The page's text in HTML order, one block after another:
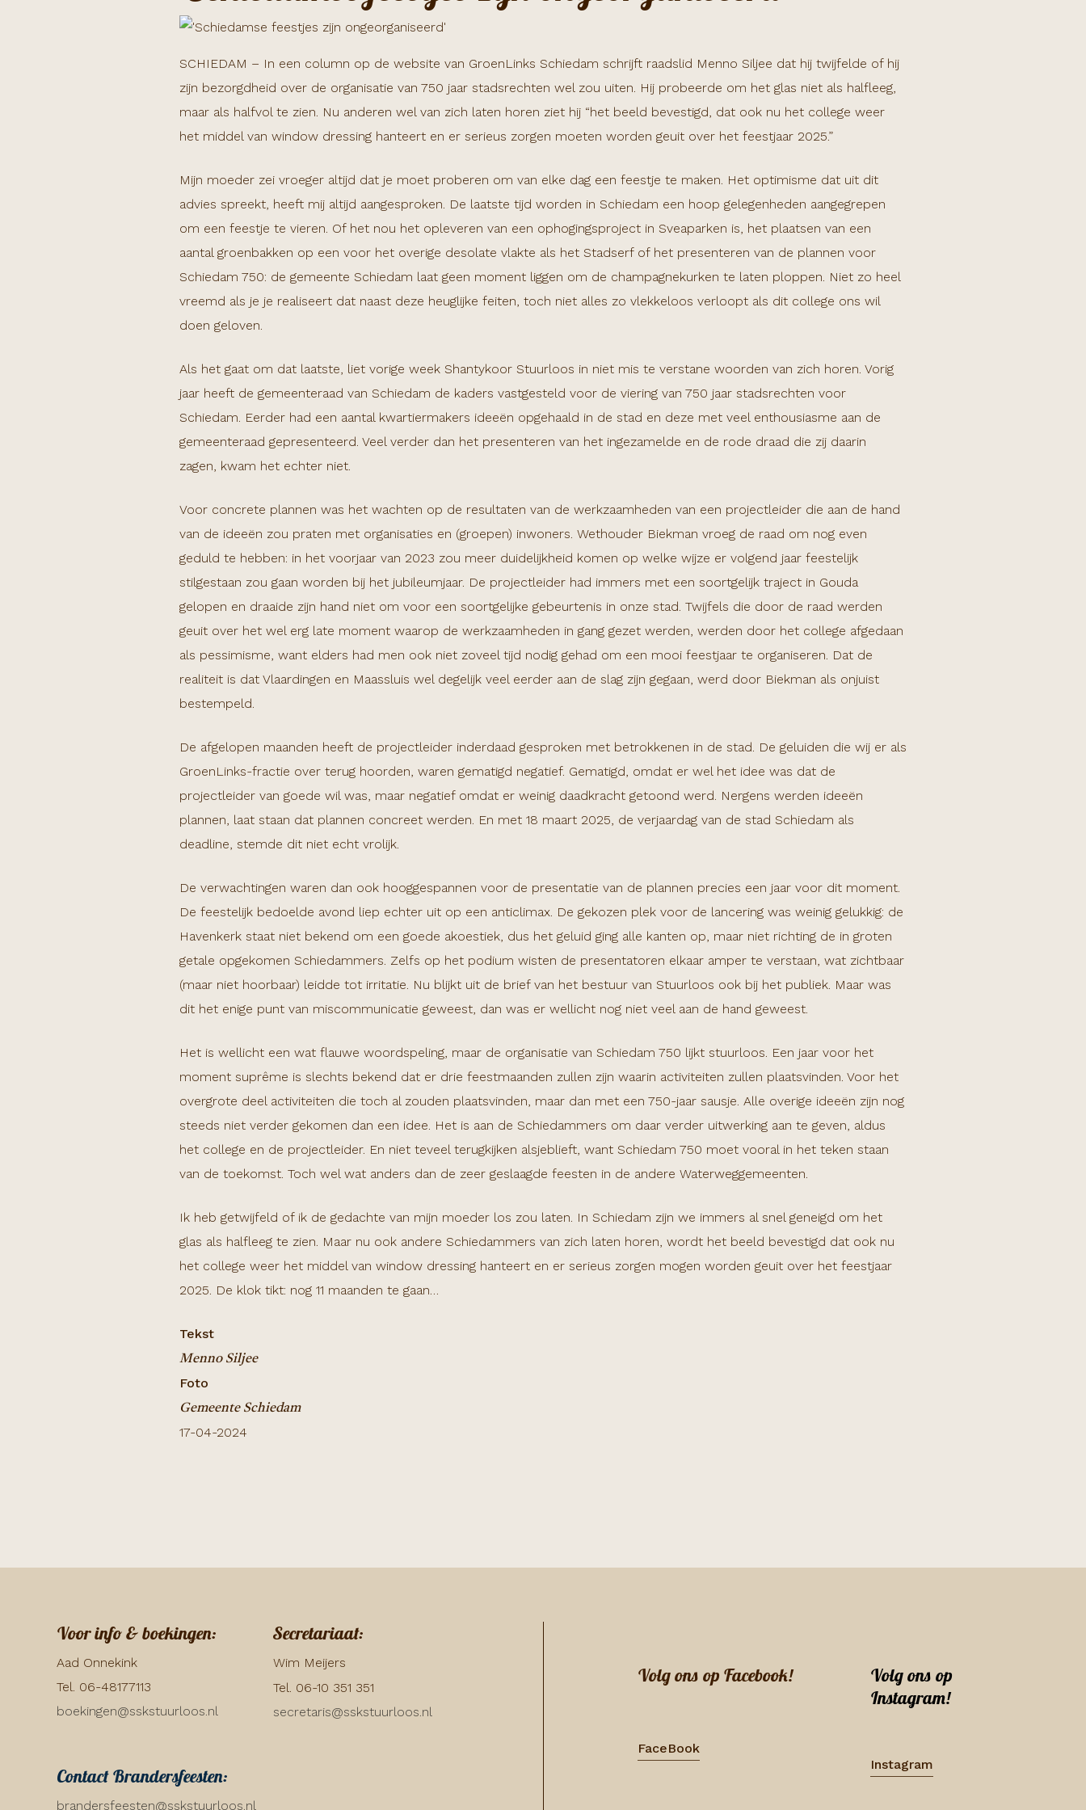
SCHIEDAM – In een column op de website van GroenLinks Schiedam schrijft raadslid Menno Siljee dat hij twijfelde of hij
zijn bezorgdheid over de organisatie van 750 jaar stadsrechten wel zou uiten. Hij probeerde om het glas niet als halfleeg,
maar als halfvol te zien. Nu anderen wel van zich laten horen ziet hij “het beeld bevestigd, dat ook nu het college weer
het middel van window dressing hanteert en er serieus zorgen moeten worden geuit over het feestjaar 2025.”
Mijn moeder zei vroeger altijd dat je moet proberen om van elke dag een feestje te maken. Het optimisme dat uit dit
advies spreekt, heeft mij altijd aangesproken. De laatste tijd worden in Schiedam een hoop gelegenheden aangegrepen
om een feestje te vieren. Of het nou het opleveren van een ophogingsproject in Sveaparken is, het plaatsen van een
aantal groenbakken op een voor het overige desolate vlakte als het Stadserf of het presenteren van de plannen voor
Schiedam 750: de gemeente Schiedam laat geen moment liggen om de champagnekurken te laten ploppen. Niet zo heel
vreemd als je je realiseert dat naast deze heuglijke feiten, toch niet alles zo vlekkeloos verloopt als dit college ons wil
doen geloven.
Als het gaat om dat laatste, liet vorige week Shantykoor Stuurloos in niet mis te verstane woorden van zich horen. Vorig
jaar heeft de gemeenteraad van Schiedam de kaders vastgesteld voor de viering van 750 jaar stadsrechten voor
Schiedam. Eerder had een aantal kwartiermakers ideeën opgehaald in de stad en deze met veel enthousiasme aan de
gemeenteraad gepresenteerd. Veel verder dan het presenteren van het ingezamelde en de rode draad die zij daarin
zagen, kwam het echter niet.
Voor concrete plannen was het wachten op de resultaten van de werkzaamheden van een projectleider die aan de hand
van de ideeën zou praten met organisaties en (groepen) inwoners. Wethouder Biekman vroeg de raad om nog even
geduld te hebben: in het voorjaar van 2023 zou meer duidelijkheid komen op welke wijze er volgend jaar feestelijk
stilgestaan zou gaan worden bij het jubileumjaar. De projectleider had immers met een soortgelijk traject in Gouda
gelopen en draaide zijn hand niet om voor een soortgelijke gebeurtenis in onze stad. Twijfels die door de raad werden
geuit over het wel erg late moment waarop de werkzaamheden in gang gezet werden, werden door het college afgedaan
als pessimisme, want elders had men ook niet zoveel tijd nodig gehad om een mooi feestjaar te organiseren. Dat de
realiteit is dat Vlaardingen en Maassluis wel degelijk veel eerder aan de slag zijn gegaan, werd door Biekman als onjuist
bestempeld.
De afgelopen maanden heeft de projectleider inderdaad gesproken met betrokkenen in de stad. De geluiden die wij er als
GroenLinks-fractie over terug hoorden, waren gematigd negatief. Gematigd, omdat er wel het idee was dat de
projectleider van goede wil was, maar negatief omdat er weinig daadkracht getoond werd. Nergens werden ideeën
plannen, laat staan dat plannen concreet werden. En met 18 maart 2025, de verjaardag van de stad Schiedam als
deadline, stemde dit niet echt vrolijk.
De verwachtingen waren dan ook hooggespannen voor de presentatie van de plannen precies een jaar voor dit moment.
De feestelijk bedoelde avond liep echter uit op een anticlimax. De gekozen plek voor de lancering was weinig gelukkig: de
Havenkerk staat niet bekend om een goede akoestiek, dus het geluid ging alle kanten op, maar niet richting de in groten
getale opgekomen Schiedammers. Zelfs op het podium wisten de presentatoren elkaar amper te verstaan, wat zichtbaar
(maar niet hoorbaar) leidde tot irritatie. Nu blijkt uit de brief van het bestuur van Stuurloos ook bij het publiek. Maar was
dit het enige punt van miscommunicatie geweest, dan was er wellicht nog niet veel aan de hand geweest.
Het is wellicht een wat flauwe woordspeling, maar de organisatie van Schiedam 750 lijkt stuurloos. Een jaar voor het
moment suprême is slechts bekend dat er drie feestmaanden zullen zijn waarin activiteiten zullen plaatsvinden. Voor het
overgrote deel activiteiten die toch al zouden plaatsvinden, maar dan met een 750-jaar sausje. Alle overige ideeën zijn nog
steeds niet verder gekomen dan een idee. Het is aan de Schiedammers om daar verder uitwerking aan te geven, aldus
het college en de projectleider. En niet teveel terugkijken alsjeblieft, want Schiedam 750 moet vooral in het teken staan
van de toekomst. Toch wel wat anders dan de zeer geslaagde feesten in de andere Waterweggemeenten.
Ik heb getwijfeld of ik de gedachte van mijn moeder los zou laten. In Schiedam zijn we immers al snel geneigd om het
glas als halfleeg te zien. Maar nu ook andere Schiedammers van zich laten horen, wordt het beeld bevestigd dat ook nu
het college weer het middel van window dressing hanteert en er serieus zorgen mogen worden geuit over het feestjaar
2025. De klok tikt: nog 11 maanden te gaan…
Tekst
Menno Siljee
Foto
Gemeente Schiedam
17-04-2024
Voor info & boekingen:
Aad Onnekink
Tel. 06-48177113
boekingen@sskstuurloos.nl
Secretariaat:
Wim Meijers
Tel. 06-10 351 351
secretaris@sskstuurloos.nl
Contact Brandersfeesten:
brandersfeesten@sskstuurloos.nl
Volg ons op Facebook!
FaceBook
Volg ons op
Instagram!
Instagram